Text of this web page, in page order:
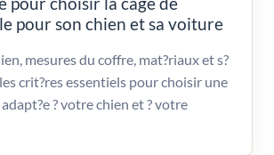
pour son chien et sa voiture
mesures du coffre, mat?riaux et s?
crit?res essentiels pour choisir une
? votre chien et ? votre